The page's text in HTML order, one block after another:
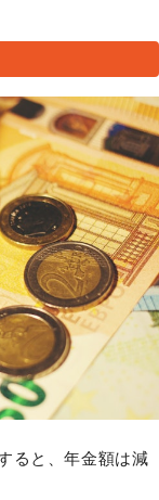
ると、年金額は減